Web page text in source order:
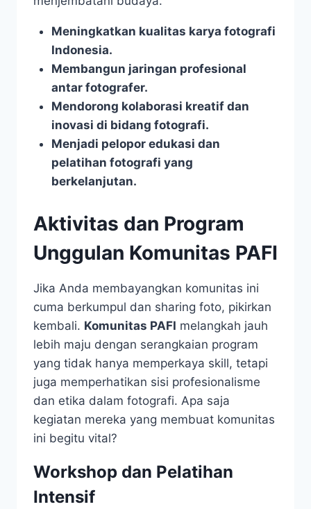
Meningkatkan kualitas karya fotografi
Indonesia.
Membangun jaringan profesional
antar fotografer.
Mendorong kolaborasi kreatif dan
inovasi di bidang fotografi.
Menjadi pelopor edukasi dan
pelatihan fotografi yang
berkelanjutan.
Aktivitas dan Program
Unggulan Komunitas PAFI
Jika Anda membayangkan komunitas ini
cuma berkumpul dan sharing foto, pikirkan
kembali. Komunitas PAFI melangkah jauh
lebih maju dengan serangkaian program
yang tidak hanya memperkaya skill, tetapi
juga memperhatikan sisi profesionalisme
dan etika dalam fotografi. Apa saja
kegiatan mereka yang membuat komunitas
ini begitu vital?
Workshop dan Pelatihan
Intensif